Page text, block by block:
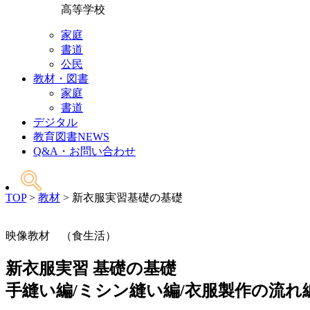
高等学校
家庭
書道
公民
教材・図書
家庭
書道
デジタル
教育図書NEWS
Q&A・お問い合わせ
TOP> 教材 > 新衣服実習基礎の基礎
映像教材 （食生活）
新衣服実習 基礎の基礎
手縫い編/ミシン縫い編/衣服製作の流れ